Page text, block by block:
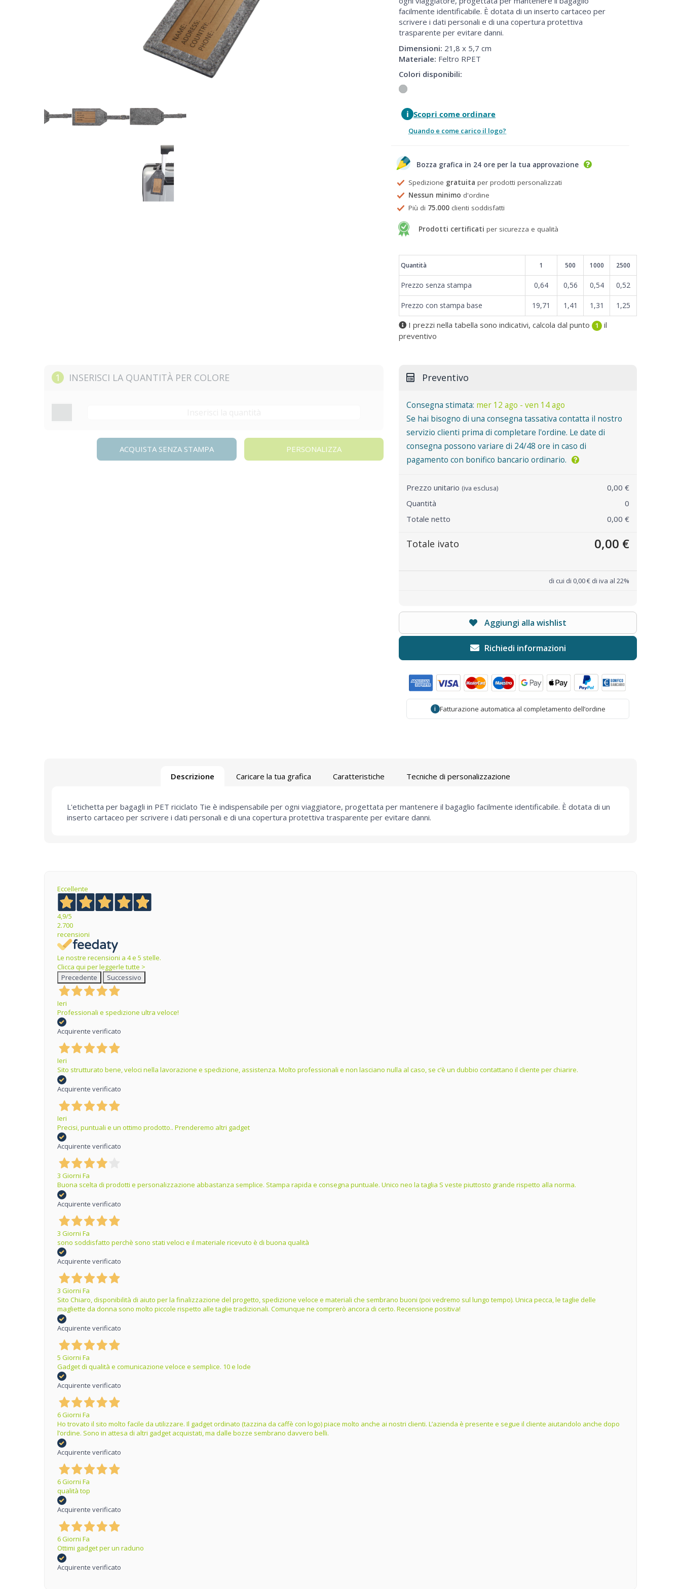
facilmente identificabile. È dotata di un inserto cartaceo per
scrivere i dati personali e di una copertura protettiva
trasparente per evitare danni.
Dimensioni: 21,8 x 5,7 cm
Materiale: Feltro RPET
Colori disponibili:
i Scopri come ordinare
Quando e come carico il logo?
Bozza grafica in 24 ore per la tua approvazione
Spedizione gratuita per prodotti personalizzati
Nessun minimo d'ordine
Più di 75.000 clienti soddisfatti
Prodotti certificati per sicurezza e qualità
Prezzi
Quantità 1 500 1000 2500
Prezzo senza stampa 0,64 0,56 0,54 0,52
Prezzo con stampa base 19,71 1,41 1,31 1,25
I prezzi nella tabella sono indicativi, calcola dal punto 1
il
preventivo
1 INSERISCI LA QUANTITÀ PER COLORE
PERSONALIZZA
ACQUISTA SENZA STAMPA
Preventivo
Consegna stimata: mer 12 ago - ven 14 ago
Se hai bisogno di una consegna tassativa contatta il nostro
servizio clienti prima di completare l'ordine. Le date di
consegna possono variare di 24/48 ore in caso di
pagamento con bonifico bancario ordinario.
Prezzo unitario (iva esclusa)
0,00 €
Quantità
0
Totale netto
0,00 €
Totale ivato 0,00 €
di cui di 0,00 € di iva al 22%
Aggiungi alla wishlist
i Fatturazione automatica al completamento dell’ordine
Descrizione Caricare la tua grafica Caratteristiche Tecniche di personalizzazione
L'etichetta per bagagli in PET riciclato Tie è indispensabile per ogni viaggiatore, progettata per mantenere il bagaglio facilmente identificabile. È dotata di un
inserto cartaceo per scrivere i dati personali e di una copertura protettiva trasparente per evitare danni.
Eccellente
4,9/5
2.700
recensioni
Le nostre recensioni a 4 e 5 stelle.
Clicca qui per leggerle tutte >
Precedente
Successivo
Ieri
Professionali e spedizione ultra veloce!
Acquirente verificato
Ieri
Sito strutturato bene, veloci nella lavorazione e spedizione, assistenza. Molto professionali e non lasciano nulla al caso, se c’è un dubbio contattano il cliente per chiarire.
Acquirente verificato
Ieri
Precisi, puntuali e un ottimo prodotto.. Prenderemo altri gadget
Acquirente verificato
3 Giorni Fa
Buona scelta di prodotti e personalizzazione abbastanza semplice. Stampa rapida e consegna puntuale. Unico neo la taglia S veste piuttosto grande rispetto alla norma.
Acquirente verificato
3 Giorni Fa
sono soddisfatto perchè sono stati veloci e il materiale ricevuto è di buona qualità
Acquirente verificato
3 Giorni Fa
Sito Chiaro, disponibilità di aiuto per la finalizzazione del progetto, spedizione veloce e materiali che sembrano buoni (poi vedremo sul lungo tempo). Unica pecca, le taglie delle
magliette da donna sono molto piccole rispetto alle taglie tradizionali. Comunque ne comprerò ancora di certo. Recensione positiva!
Acquirente verificato
5 Giorni Fa
Gadget di qualità e comunicazione veloce e semplice. 10 e lode
Acquirente verificato
6 Giorni Fa
Ho trovato il sito molto facile da utilizzare. Il gadget ordinato (tazzina da caffè con logo) piace molto anche ai nostri clienti. L’azienda è presente e segue il cliente aiutandolo anche dopo
l’ordine. Sono in attesa di altri gadget acquistati, ma dalle bozze sembrano davvero belli.
Acquirente verificato
6 Giorni Fa
qualità top
Acquirente verificato
6 Giorni Fa
Ottimi gadget per un raduno
Acquirente verificato